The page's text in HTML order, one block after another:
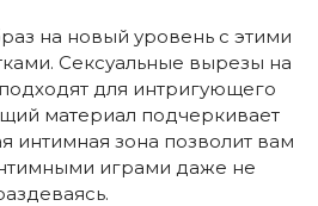
на новый уровень с этими
Сексуальные вырезы на
для интригующего
материал подчеркивает
интимная зона позволит вам
играми даже не